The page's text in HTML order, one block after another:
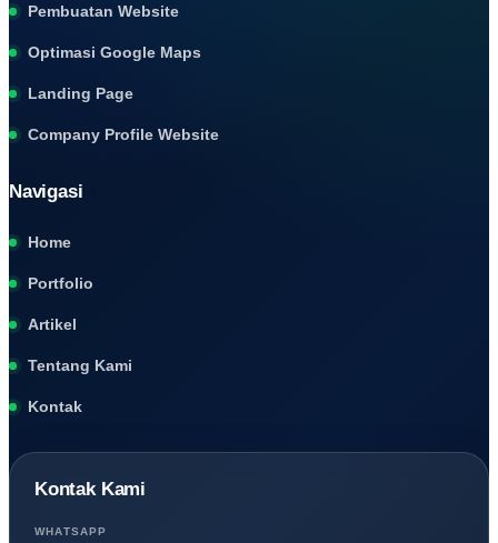
Pembuatan Website
Optimasi Google Maps
Landing Page
Company Profile Website
Navigasi
Home
Portfolio
Artikel
Tentang Kami
Kontak
Kontak Kami
WHATSAPP